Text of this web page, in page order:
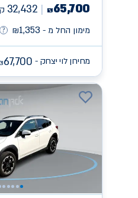
₪65,700
32,432
מימון החל מ -
₪1,353
מחירון לוי יצחק - 67,700